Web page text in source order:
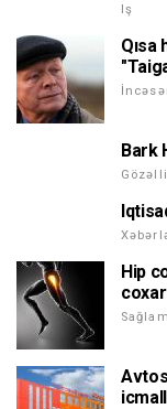
Iş
Qısa
Bark
Hip